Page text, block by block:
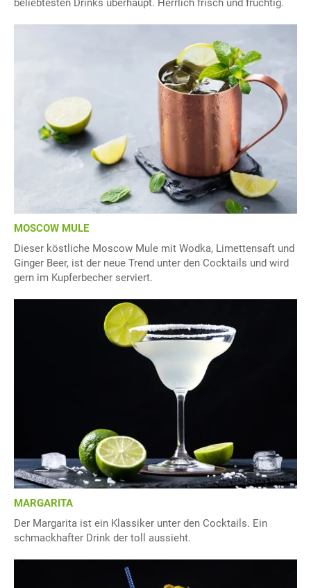
beliebtesten Drinks überhaupt. Herrlich frisch und fruchtig.
MOSCOW MULE
Dieser köstliche Moscow Mule mit Wodka, Limettensaft und
Ginger Beer, ist der neue Trend unter den Cocktails und wird
gern im Kupferbecher serviert.
MARGARITA
Der Margarita ist ein Klassiker unter den Cocktails. Ein
schmackhafter Drink der toll aussieht.